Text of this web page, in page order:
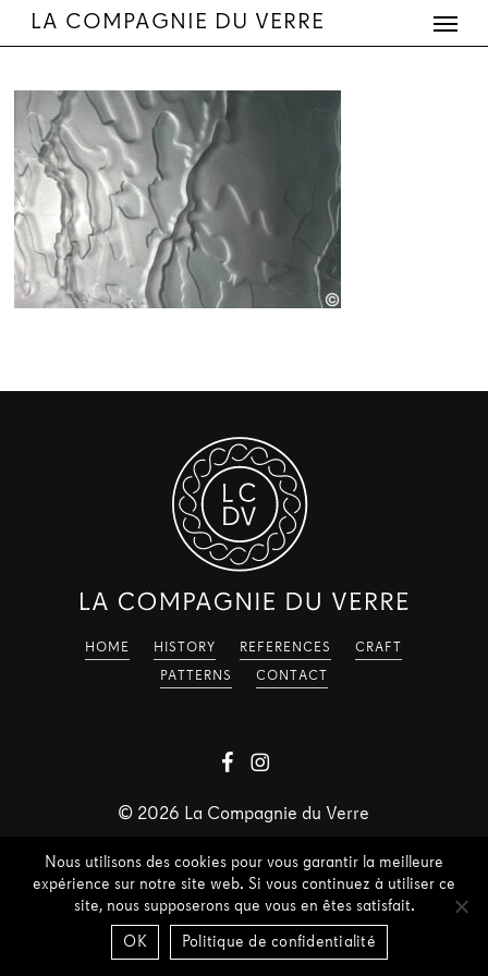
content
LA COMPAGNIE DU VERRE
HOME HISTORY REFERENCES CRAFT
PATTERNS CONTACT
© 2026 La Compagnie du Verre
Nous utilisons des cookies pour vous garantir la meilleure
expérience sur notre site web. Si vous continuez à utiliser ce
site, nous supposerons que vous en êtes satisfait.
OK Politique de confidentialité